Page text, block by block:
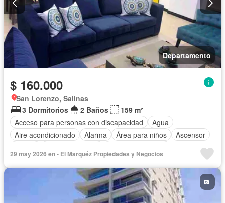
Departamento
$ 160.000
San Lorenzo, Salinas
3 Dormitorios
2 Baños
159 m²
Acceso para personas con discapacidad
Agua
Aire acondicionado
Alarma Área para niños
Ascensor
Electricidad
Estacionamiento
Garita de guardianía
Piscina Conserje Sauna
Seguridad
Vista panorámica Completamente amoblado
29 may 2026 en - El Marquéz Propiedades y Negocios